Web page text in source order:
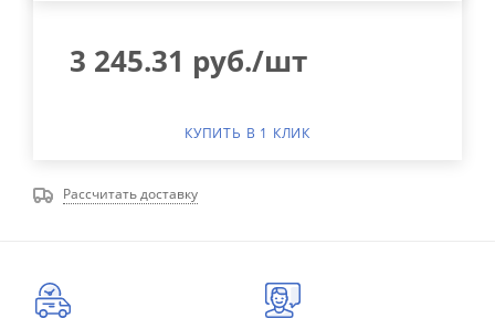
3 245.31 руб./шт
КУПИТЬ В 1 КЛИК
Рассчитать доставку